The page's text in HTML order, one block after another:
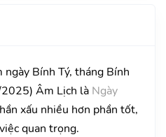
Bính Tý, tháng Bính
Âm Lịch là Ngày
xấu nhiều hơn phần tốt,
quan trọng.